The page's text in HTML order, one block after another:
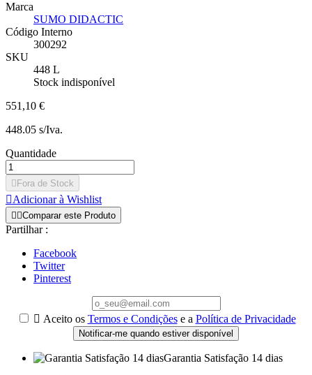
Marca
SUMO DIDACTIC
Código Interno
300292
SKU
448 L
Stock indisponível
551,10 €
448.05 s/Iva.
Quantidade
 Fora de Stock
Adicionar à Wishlist
 Comparar este Produto
Partilhar :
Facebook
Twitter
Pinterest
 Aceito os Termos e Condiçõese a Política de Privacidade
Notificar-me quando estiver disponível
Garantia Satisfação 14 dias